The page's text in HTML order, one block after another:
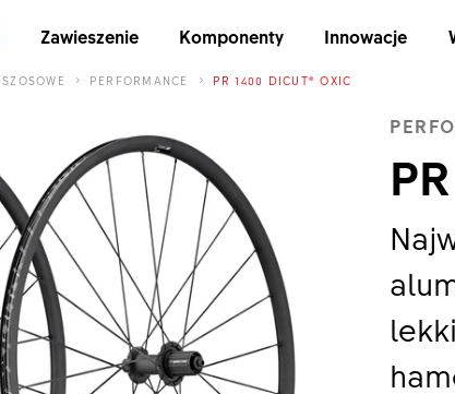
Zawieszenie Komponenty Innowacje
PERFORMANCE PR 1400 DICUT® OXIC